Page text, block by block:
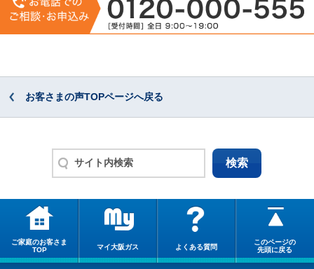
お客さまの声TOPページへ戻る
ご家庭のお客さま
TOP
マイ大阪ガス よくある質問
このページの
先頭に戻る